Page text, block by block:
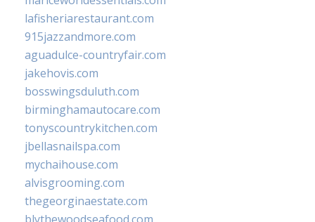
lafisheriarestaurant.com
915jazzandmore.com
aguadulce-countryfair.com
jakehovis.com
bosswingsduluth.com
birminghamautocare.com
tonyscountrykitchen.com
jbellasnailspa.com
mychaihouse.com
alvisgrooming.com
thegeorginaestate.com